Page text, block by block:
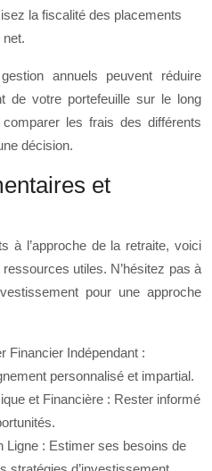
la fiscalité des placements
annuels peuvent réduire
de votre portefeuille sur le long
les frais des différents
décision.
et
à l’approche de la retraite, voici
utiles. N’hésitez pas à
pour une approche
Financier Indépendant :
personnalisé et impartial.
et Financière : Rester informé
Ligne : Estimer ses besoins de